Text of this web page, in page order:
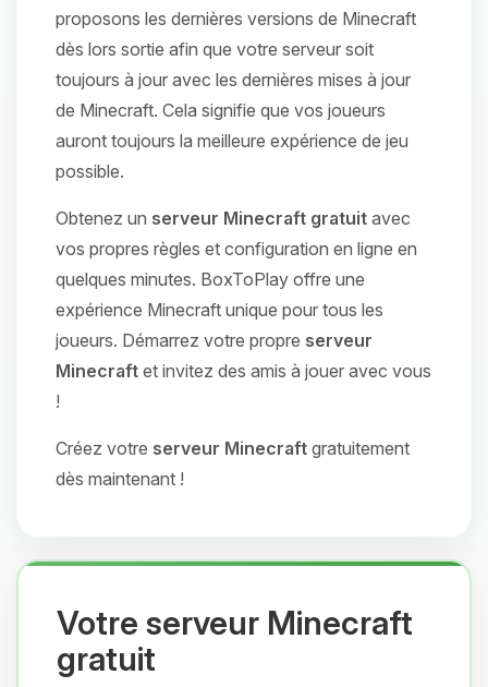
proposons les dernières versions de Minecraft
dès lors sortie afin que votre serveur soit
toujours à jour avec les dernières mises à jour
de Minecraft. Cela signifie que vos joueurs
auront toujours la meilleure expérience de jeu
possible.
Obtenez un serveur Minecraft gratuit avec
vos propres règles et configuration en ligne en
quelques minutes. BoxToPlay offre une
expérience Minecraft unique pour tous les
joueurs. Démarrez votre propre serveur
Minecraft et invitez des amis à jouer avec vous
!
Créez votre serveur Minecraft gratuitement
dès maintenant !
Votre serveur Minecraft
gratuit